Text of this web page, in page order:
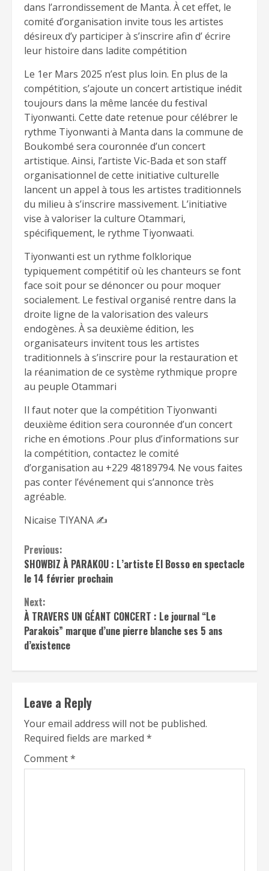
dans l’arrondissement de Manta. À cet effet, le
comité d’organisation invite tous les artistes
désireux d’y participer à s’inscrire afin d’ écrire
leur histoire dans ladite compétition
Le 1er Mars 2025 n’est plus loin. En plus de la
compétition, s’ajoute un concert artistique inédit
toujours dans la même lancée du festival
Tiyonwanti. Cette date retenue pour célébrer le
rythme Tiyonwanti à Manta dans la commune de
Boukombé sera couronnée d’un concert
artistique. Ainsi, l’artiste Vic-Bada et son staff
organisationnel de cette initiative culturelle
lancent un appel à tous les artistes traditionnels
du milieu à s’inscrire massivement. L’initiative
vise à valoriser la culture Otammari,
spécifiquement, le rythme Tiyonwaati.
Tiyonwanti est un rythme folklorique
typiquement compétitif où les chanteurs se font
face soit pour se dénoncer ou pour moquer
socialement. Le festival organisé rentre dans la
droite ligne de la valorisation des valeurs
endogènes. À sa deuxième édition, les
organisateurs invitent tous les artistes
traditionnels à s’inscrire pour la restauration et
la réanimation de ce système rythmique propre
au peuple Otammari
Il faut noter que la compétition Tiyonwanti
deuxième édition sera couronnée d’un concert
riche en émotions .Pour plus d’informations sur
la compétition, contactez le comité
d’organisation au +229 48189794. Ne vous faites
pas conter l’événement qui s’annonce très
agréable.
Nicaise TIYANA ✍️
Continue
Reading
Previous:
SHOWBIZ À PARAKOU : L’artiste El Bosso en spectacle
le 14 février prochain
Next:
À TRAVERS UN GÉANT CONCERT : Le journal “Le
Parakois” marque d’une pierre blanche ses 5 ans
d’existence
Leave a Reply
Your email address will not be published.
Required fields are marked *
Comment*